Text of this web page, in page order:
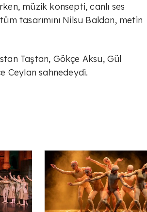
müzik konsepti, canlı ses
tasarımını Nilsu Baldan, metin
Taştan, Gökçe Aksu, Gül
Ceylan sahnedeydi.